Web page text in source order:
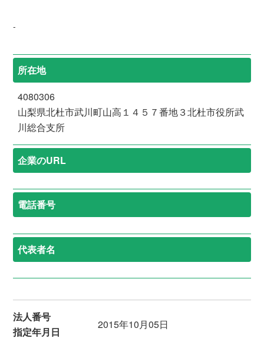
-
所在地
4080306
山梨県北杜市武川町山高１４５７番地３北杜市役所武
川総合支所
企業のURL
電話番号
代表者名
法人番号
指定年月日
2015年10月05日